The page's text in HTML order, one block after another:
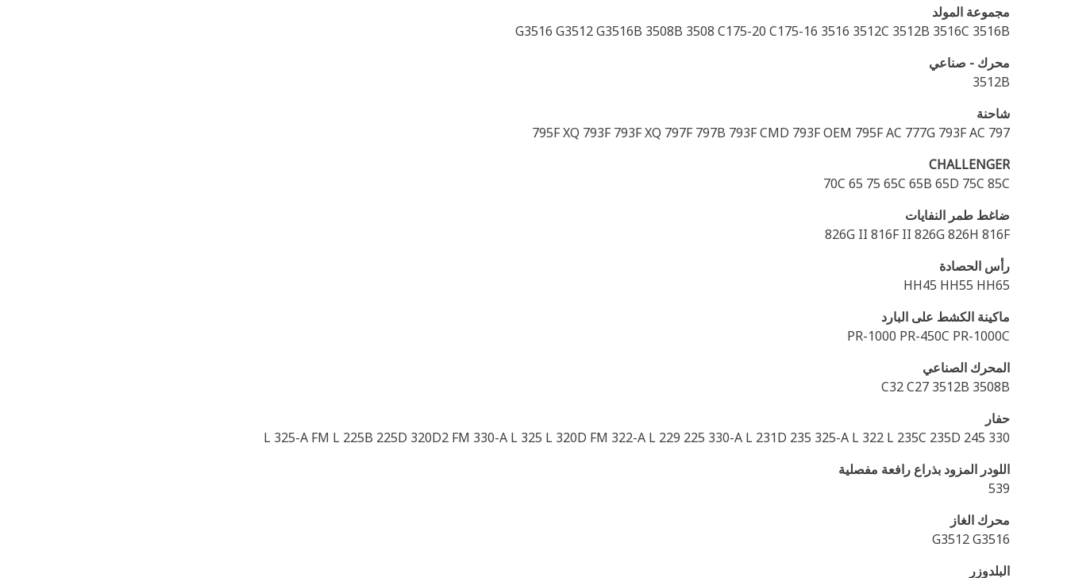
مجموعة المولد
G3516 G3512 G3516B 3508B 3508 C175-20 C175-16 3516 3512C 3512B 3516C 3516B
محرك - صناعي
3512B
شاحنة
797 795F XQ 793F 793F XQ 797F 797B 793F CMD 793F OEM 795F AC 777G 793F AC
CHALLENGER
70C 65 75 65C 65B 65D 75C 85C
ضاغط طمر النفايات
826G II 816F II 826G 826H 816F
رأس الحصادة
HH45 HH55 HH65
ماكينة الكشط على البارد
PR-1000 PR-450C PR-1000C
المحرك الصناعي
C32 C27 3512B 3508B
حفار
330 L 325-A FM L 225B 225D 320D2 FM 330-A L 325 L 320D FM 322-A L 229 225 330-A L 231D 235 325-A L 322 L 235C 235D 245
اللودر المزود بذراع رافعة مفصلية
539
محرك الغاز
G3512 G3516
البلدوزر